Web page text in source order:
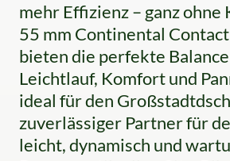
mehr Effizienz – ganz
55 mm Continental
bieten die perfekte
Leichtlauf, Komfort und
ideal für den
zuverlässiger Partner für
leicht, dynamisch und